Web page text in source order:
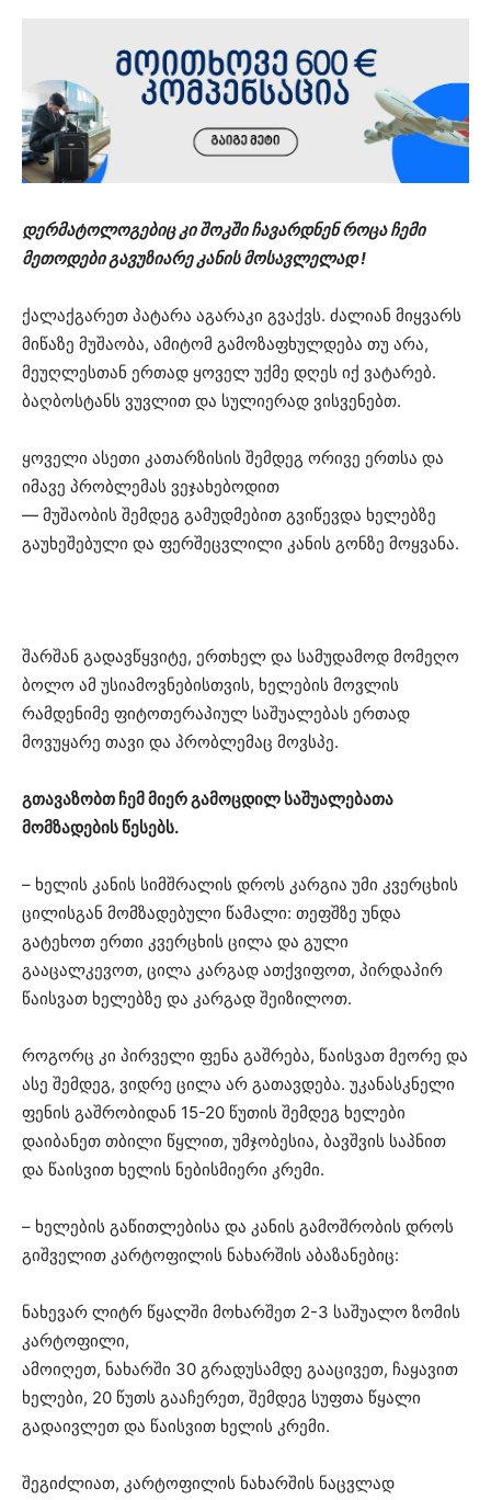
დერმატოლოგებიც კი შოკში ჩავარდნენ როცა ჩემი
მეთოდები გავუზიარე კანის მოსავლელად !
ქალაქგარეთ პატარა აგარაკი გვაქვს. ძალიან მიყვარს
მიწაზე მუშაობა, ამიტომ გამოზაფხულდება თუ არა,
მეუღლესთან ერთად ყოველ უქმე დღეს იქ ვატარებ.
ბაღბოსტანს ვუვლით და სულიერად ვისვენებთ.
ყოველი ასეთი კათარზისის შემდეგ ორივე ერთსა და
იმავე პრობლემას ვეჯახებოდით
— მუშაობის შემდეგ გამუდმებით გვიწევდა ხელებზე
გაუხეშებული და ფერშეცვლილი კანის გონზე მოყვანა.
შარშან გადავწყვიტე, ერთხელ და სამუდამოდ მომეღო
ბოლო ამ უსიამოვნებისთვის, ხელების მოვლის
რამდენიმე ფიტოთერაპიულ საშუალებას ერთად
მოვუყარე თავი და პრობლემაც მოვსპე.
გთავაზობთ ჩემ მიერ გამოცდილ საშუალებათა
მომზადების წესებს.
– ხელის კანის სიმშრალის დროს კარგია უმი კვერცხის
ცილისგან მომზადებული წამალი: თეფშზე უნდა
გატეხოთ ერთი კვერცხის ცილა და გული
გააცალკევოთ, ცილა კარგად ათქვიფოთ, პირდაპირ
წაისვათ ხელებზე და კარგად შეიზილოთ.
როგორც კი პირველი ფენა გაშრება, წაისვათ მეორე და
ასე შემდეგ, ვიდრე ცილა არ გათავდება. უკანასკნელი
ფენის გაშრობიდან 15-20 წუთის შემდეგ ხელები
დაიბანეთ თბილი წყლით, უმჯობესია, ბავშვის საპნით
და წაისვით ხელის ნებისმიერი კრემი.
– ხელების გაწითლებისა და კანის გამოშრობის დროს
გიშველით კარტოფილის ნახარშის აბაზანებიც:
ნახევარ ლიტრ წყალში მოხარშეთ 2-3 საშუალო ზომის
კარტოფილი,
ამოიღეთ, ნახარში 30 გრადუსამდე გააცივეთ, ჩაყავით
ხელები, 20 წუთს გააჩერეთ, შემდეგ სუფთა წყალი
გადაივლეთ და წაისვით ხელის კრემი.
შეგიძლიათ, კარტოფილის ნახარშის ნაცვლად